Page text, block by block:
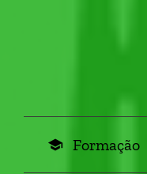
school Formação